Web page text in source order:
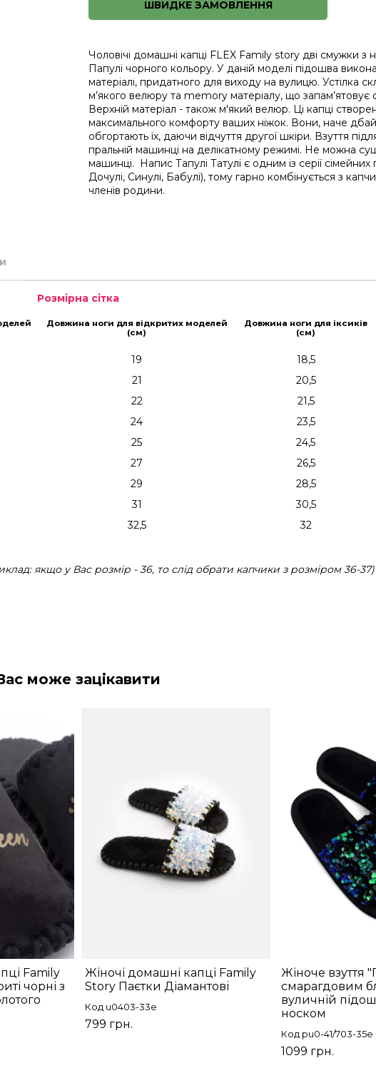
ШВИДКЕ ЗАМОВЛЕННЯ
Чоловічі домашні капці FLEX Family story дві смужки з
Папулі чорного кольору. У даній моделі підошва
матеріалі, придатного для виходу на вулицю. Устілка
м’якого велюру та memory матеріалу, що запам’ятовує
Верхній матеріал - також м'який велюр. Ці капці
максимального комфорту ваших ніжок. Вони, наче
обгортають їх, даючи відчуття другої шкіри. Взуття
пральній машинці на делікатному режимі. Не можна
машинці. Напис Тапулі Татулі є одним із серії сімейних
Дочулі, Синулі, Бабулі), тому гарно комбінується з
членів родини.
Розмірна сітка
Довжина ноги для відкритих моделей
(см)
Довжина ноги для іксиків
(см)
19 18,5
21 20,5
22 21,5
24 23,5
25 24,5
27 26,5
29 28,5
31 30,5
32,5 32
якщо у Вас розмір - 36, то слід обрати капчики з розміром 36-37)
може зацікавити
Family
чорні з
Жіночі домашні капці Family
Story Паєтки Діамантові
Код u0403-33e
799 грн.
Жіноче взуття
смарагдовим
вуличній
носком
Код pu0-41/703-35e
1099 грн.